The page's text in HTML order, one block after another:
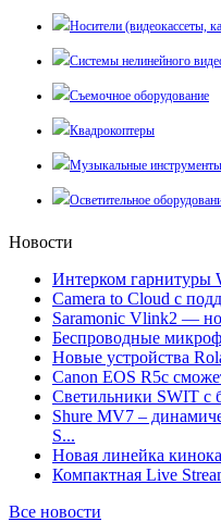
Носители (видеокассеты,
Системы нелинейного
Съемочное оборудование
Квадрокоптеры
Музыкальные инструменты
Осветительное
Новости
Интерком гарнитуры
Camera to Cloud с
Saramonic Vlink2 —
Беспроводные
Новые устройства
Canon EOS R5c
Светильники SWIT с
Shure MV7 –
S...
Новая линейка
Компактная Live
Все новости